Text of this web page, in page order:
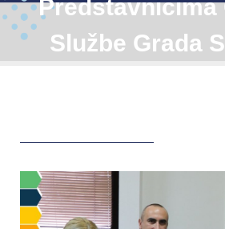
Predstavnicima
Službe Grada